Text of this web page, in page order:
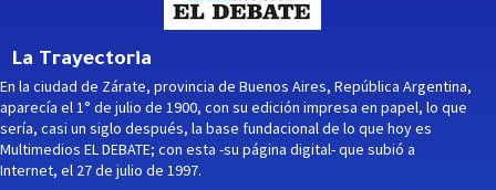
La Trayectoria
En la ciudad de Zárate, provincia de Buenos Aires, República Argentina,
aparecía el 1° de julio de 1900, con su edición impresa en papel, lo que
sería, casi un siglo después, la base fundacional de lo que hoy es
Multimedios EL DEBATE; con esta -su página digital- que subió a
Internet, el 27 de julio de 1997.